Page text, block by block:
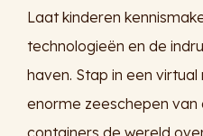
Laat kinderen
technologieën en de
haven. Stap in een
enorme zeeschepen van
containers de wereld